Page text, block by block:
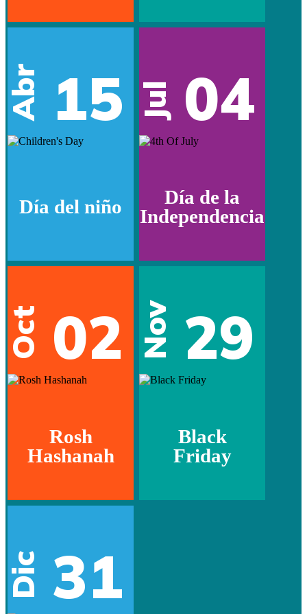
Abr 15
Día del niño
Jul 04
Día de la
Independencia
Oct 02
Rosh
Hashanah
Nov 29
Black
Friday
Dic 31